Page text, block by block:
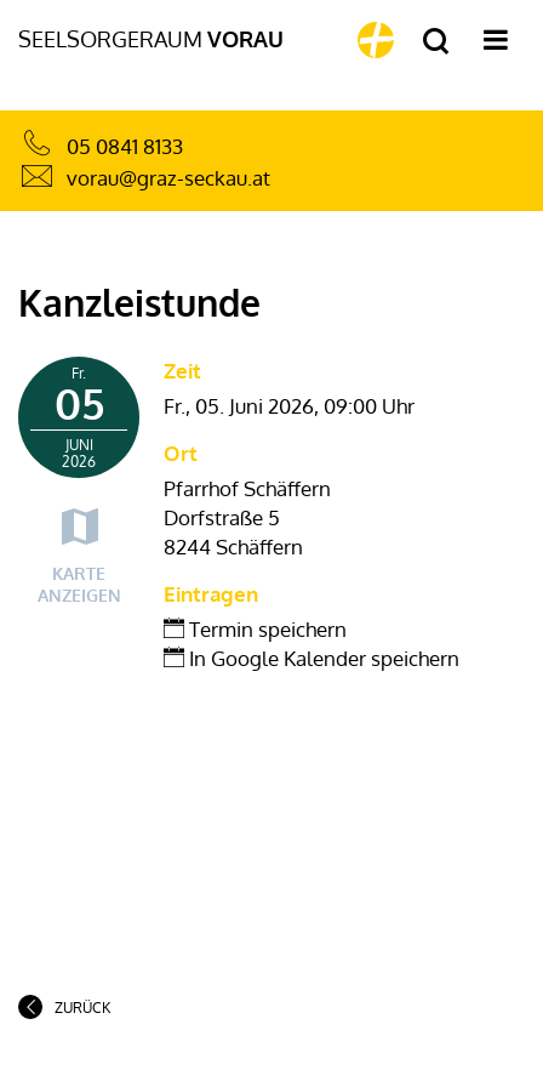
SEELSORGERAUM VORAU
05 0841 8133
vorau@graz-seckau.at
Kanzleistunde
Fr.
05
JUNI
2026
KARTE
ANZEIGEN
Zeit
Fr., 05. Juni 2026, 09:00 Uhr
Ort
Pfarrhof Schäffern
Dorfstraße 5
8244 Schäffern
Eintragen
Termin speichern
In Google Kalender speichern
ZURÜCK